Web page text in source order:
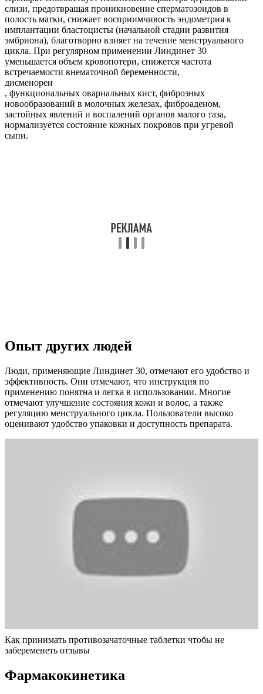
слизи, предотвращая проникновение сперматозоидов в
полость матки, снижает восприимчивость эндометрия к
имплантации бластоцисты (начальной стадии развития
эмбриона), благотворно влияет на течение менструального
цикла. При регулярном применении Линдинет 30
уменьшается объем кровопотери, снижется частота
встречаемости внематочной беременности,
дисменореи
, функциональных овариальных кист, фиброзных
новообразований в молочных железах, фиброаденом,
застойных явлений и воспалений органов малого таза,
нормализуется состояние кожных покровов при угревой
сыпи.
Опыт других людей
Люди, применяющие Линдинет 30, отмечают его удобство и
эффективность. Они отмечают, что инструкция по
применению понятна и легка в использовании. Многие
отмечают улучшение состояния кожи и волос, а также
регуляцию менструального цикла. Пользователи высоко
оценивают удобство упаковки и доступность препарата.
Как принимать противозачаточные таблетки чтобы не
забеременеть отзывы
Фармакокинетика